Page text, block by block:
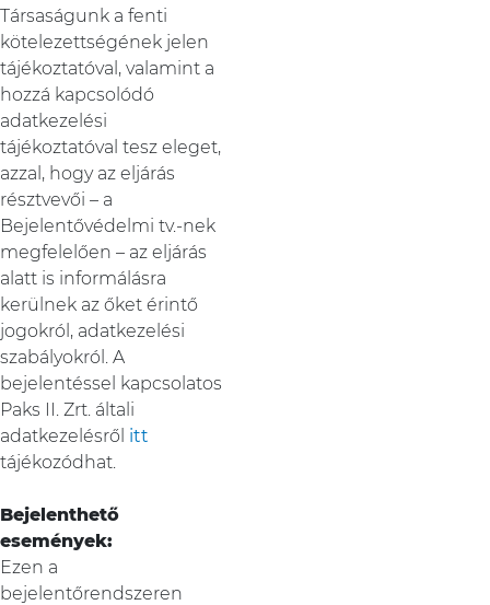
Társaságunk a fenti
kötelezettségének jelen
tájékoztatóval, valamint a
hozzá kapcsolódó
adatkezelési
tájékoztatóval tesz eleget,
azzal, hogy az eljárás
résztvevői – a
Bejelentővédelmi tv.-nek
megfelelően – az eljárás
alatt is informálásra
kerülnek az őket érintő
jogokról, adatkezelési
szabályokról. A
bejelentéssel kapcsolatos
Paks II. Zrt. általi
adatkezelésről itt
tájékozódhat.
Bejelenthető
események:
Ezen a
bejelentőrendszeren